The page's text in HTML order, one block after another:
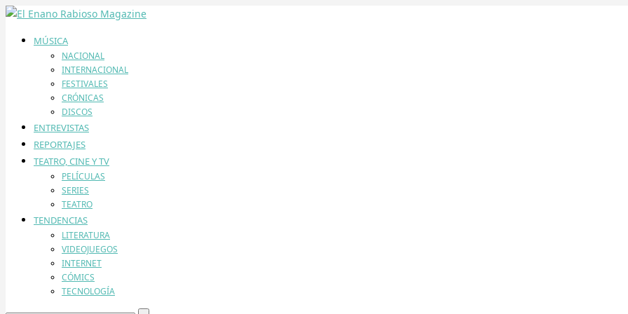
MÚSICA
NACIONAL
INTERNACIONAL
FESTIVALES
CRÓNICAS
DISCOS
ENTREVISTAS
REPORTAJES
TEATRO, CINE Y TV
PELÍCULAS
SERIES
TEATRO
TENDENCIAS
LITERATURA
VIDEOJUEGOS
INTERNET
CÓMICS
TECNOLOGÍA